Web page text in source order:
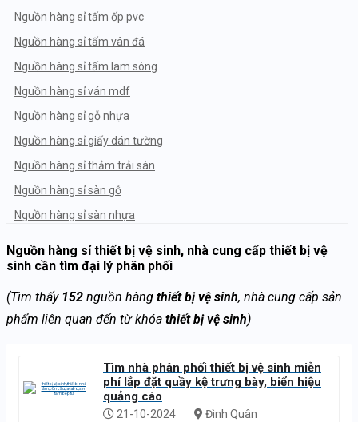
Máy móc, công nghiệp
Vật liệu xây dựng
Nội Ngoại thất
Ô tô Xe máy
Ngành nghề khác
Quảng cáo
Nguồn hàng sỉ tấm ốp pvc
Nguồn hàng sỉ tấm vân đá
Nguồn hàng sỉ tấm lam sóng
Nguồn hàng sỉ ván mdf
Nguồn hàng sỉ gỗ nhựa
Nguồn hàng sỉ giấy dán tường
Nguồn hàng sỉ thảm trải sàn
Nguồn hàng sỉ sàn gỗ
Nguồn hàng sỉ sàn nhựa
Nguồn hàng sỉ trần thả
Nguồn hàng sỉ bàn ghế gỗ
Nguồn hàng sỉ tấm ốp tường 3d
Nguồn hàng sỉ đèn trang trí
Nguồn hàng sỉ thiết bị vệ sinh
Nguồn hàng sỉ thiết bị bếp
Nguồn hàng sỉ thiết bị vệ sinh, nhà cung cấp thiết bị vệ
sinh cần tìm đại lý phân phối
(Tìm thấy 152 nguồn hàng thiết bị vệ sinh, nhà cung cấp sản
phẩm liên quan đến từ khóa thiết bị vệ sinh)
Tìm nhà phân phối thiết bị vệ sinh miễn
phí lắp đặt quầy kệ trưng bày, biển hiệu
quảng cáo
21-10-2024
Đình Quân